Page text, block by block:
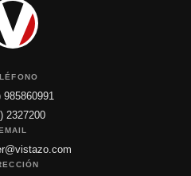
985860991
2327200